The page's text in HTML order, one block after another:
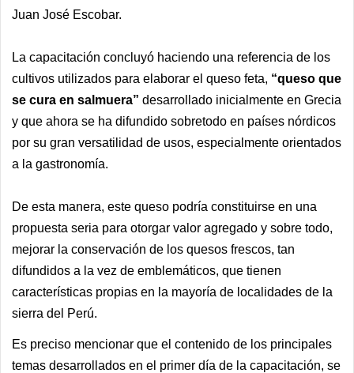
Juan José Escobar.
La capacitación concluyó haciendo una referencia de los
cultivos utilizados para elaborar el queso feta, “queso que
se cura en salmuera” desarrollado inicialmente en Grecia
y que ahora se ha difundido sobretodo en países nórdicos
por su gran versatilidad de usos, especialmente orientados
a la gastronomía.
De esta manera, este queso podría constituirse en una
propuesta seria para otorgar valor agregado y sobre todo,
mejorar la conservación de los quesos frescos, tan
difundidos a la vez de emblemáticos, que tienen
características propias en la mayoría de localidades de la
sierra del Perú.
Es preciso mencionar que el contenido de los principales
temas desarrollados en el primer día de la capacitación, se